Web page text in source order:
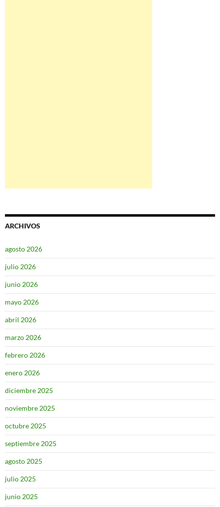
ARCHIVOS
agosto 2026
julio 2026
junio 2026
mayo 2026
abril 2026
marzo 2026
febrero 2026
enero 2026
diciembre 2025
noviembre 2025
octubre 2025
septiembre 2025
agosto 2025
julio 2025
junio 2025